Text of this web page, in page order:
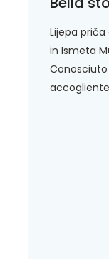
Lijepa
in Ismeta
accogliente